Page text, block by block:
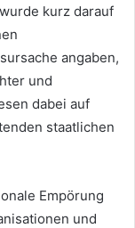
kurz darauf
angaben,
und
dabei auf
staatlichen
Empörung
und